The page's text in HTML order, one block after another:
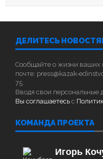
ДЕЛИТЕСЬ
Сообщайте о жизни ваших
почте: press@kazak-
75.
Вводя свои персональные
Вы соглашаетесь с
КОМАНДА ПРОЕКТА
Игорь